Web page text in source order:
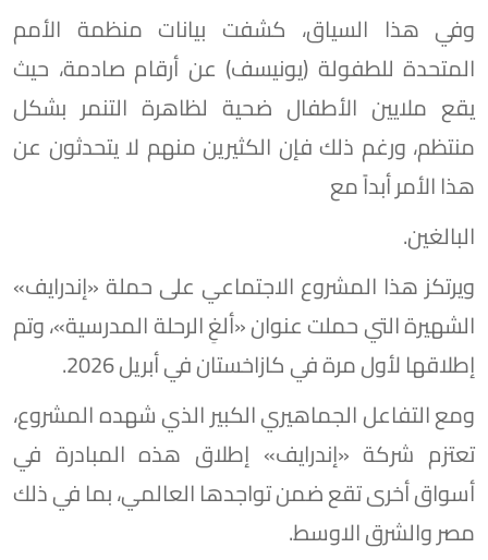
وفي هذا السياق، كشفت بيانات منظمة الأمم
المتحدة للطفولة (يونيسف) عن أرقام صادمة، حيث
يقع ملايين الأطفال ضحية لظاهرة التنمر بشكل
منتظم، ورغم ذلك فإن الكثيرين منهم لا يتحدثون عن
هذا الأمر أبداً مع
البالغين.
ويرتكز هذا المشروع الاجتماعي على حملة «إندرايف»
الشهيرة التي حملت عنوان «ألغِ الرحلة المدرسية»، وتم
إطلاقها لأول مرة في كازاخستان في أبريل 2026.
ومع التفاعل الجماهيري الكبير الذي شهده المشروع،
تعتزم شركة «إندرايف» إطلاق هذه المبادرة في
أسواق أخرى تقع ضمن تواجدها العالمي، بما في ذلك
مصر والشرق الاوسط.